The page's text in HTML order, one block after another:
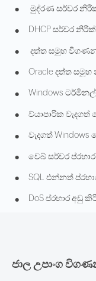
• මුද්රණ සර්වර
• DHCP සර්වර
• දත්ත සමූහ
• Oracle දත්ත
• Windows
• ව්යාපාරික
• වැදගත්
• වෙබ් සර්වර
• SQL එන්නත්
• DoS ප්රහාර අඩු
ජාල උපාංග